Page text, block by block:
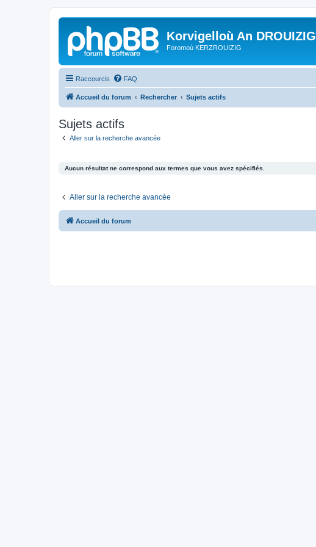
Korvigelloù An DROUIZIG
Foromoù KERZROUIZIG
Raccourcis FAQ
Accueil du forum Rechercher Sujets actifs
Sujets actifs
Aller sur la recherche avancée
Aucun résultat ne correspond aux termes que vous avez spécifiés.
Aller sur la recherche avancée
Accueil du forum